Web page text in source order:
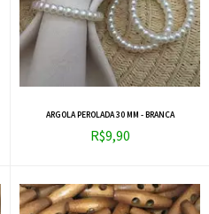
ARGOLA PEROLADA 30 MM - BRANCA
R$9,90